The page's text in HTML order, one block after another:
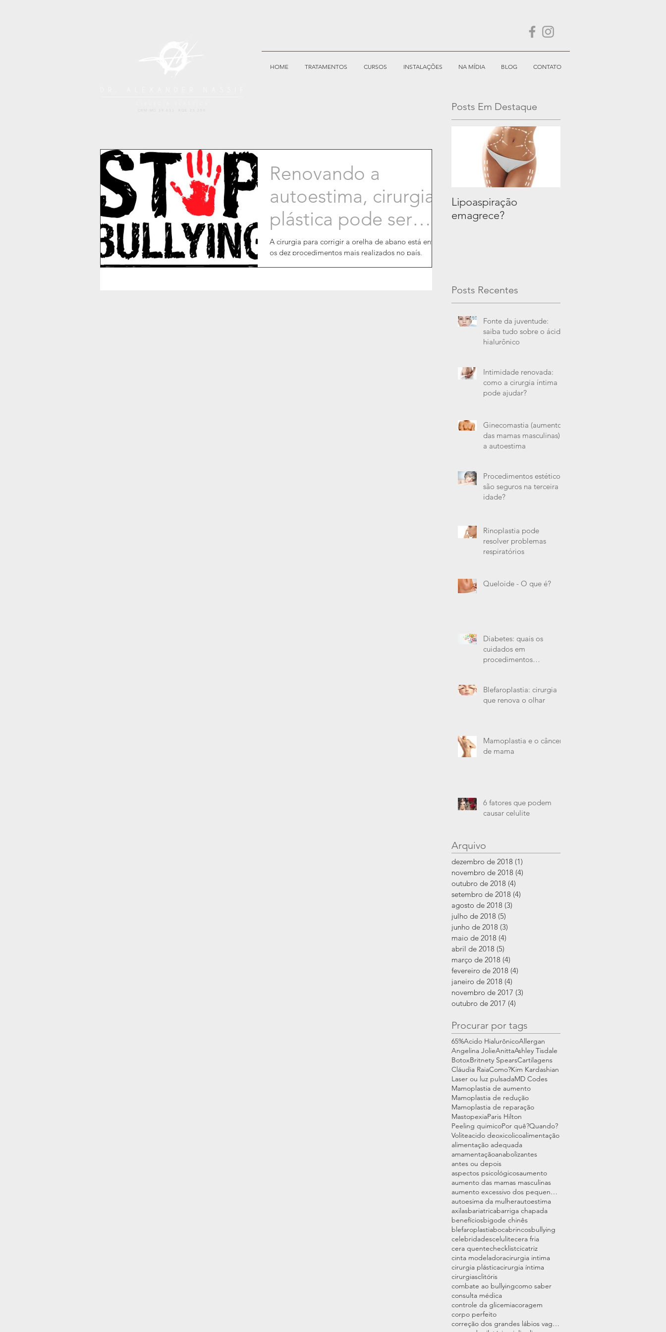
HOME TRATAMENTOS CURSOS INSTALAÇÕES NA MÍDIA BLOG CONTATO
Posts Em Destaque
Renovando a
autoestima, cirurgia
plástica pode ser
uma alternativa no
combate ao bullying
A cirurgia para corrigir a orelha de abano está entre
os dez procedimentos mais realizados no país,
Lipoaspiração
emagrece?
Posts Recentes
Fonte da juventude:
saiba tudo sobre o ácido
hialurônico
Intimidade renovada:
como a cirurgia íntima
pode ajudar?
Ginecomastia (aumento
das mamas masculinas) e
a autoestima
Procedimentos estéticos
são seguros na terceira
idade?
Rinoplastia pode
resolver problemas
respiratórios
Queloide - O que é?
Diabetes: quais os
cuidados em
procedimentos
Blefaroplastia: cirurgia
que renova o olhar
Mamoplastia e o câncer
de mama
6 fatores que podem
causar celulite
Arquivo
dezembro de 2018 (1)
novembro de 2018 (4)
outubro de 2018 (4)
setembro de 2018 (4)
agosto de 2018 (3)
julho de 2018 (5)
junho de 2018 (3)
maio de 2018 (4)
abril de 2018 (5)
março de 2018 (4)
fevereiro de 2018 (4)
janeiro de 2018 (4)
novembro de 2017 (3)
outubro de 2017 (4)
Procurar por tags
65%Acido HialurônicoAllergan
Angelina JolieAnittaAshley Tisdale
BotoxBritnety SpearsCartilagens
Cláudia RaiaComo?Kim Kardashian
Laser ou luz pulsadaMD Codes
Mamoplastia de aumento
Mamoplastia de redução
Mamoplastia de reparação
MastopexiaParis Hilton
Peeling quimicoPor quê?Quando?
Voliteacido deoxicolicoalimentação
alimentação adequada
amamentaçãoanabolizantes
antes ou depois
aspectos psicológicosaumento
aumento das mamas masculinas
aumento excessivo dos pequenos lábios vaginais
autoesima da mulherautoestima
axilasbariatricabarriga chapada
benefíciosbigode chinês
blefaroplastiabocabrincosbullying
celebridadescelulitecera fria
cera quentechecklistcicatriz
cinta modeladoracirurgia intima
cirurgia plásticacirurgia íntima
cirurgiasclitóris
combate ao bullyingcomo saber
consulta médica
controle da glicemiacoragem
corpo perfeito
correção dos grandes lábios vaginais